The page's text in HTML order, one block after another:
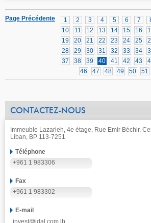
1 2 3 4 5 6 7
10
11 12 13 14 15 16
19
20 21 22 23 24 25
28
29 30 31 32 33 34
37
38 39 40 41 42 43
46
47 48 49 50 51
Page Précédente
CONTACTEZ-NOUS
Immeuble Lazarieh, 4e étage, Rue Emir Béchir,
Liban, BP 113-7251
Téléphone
+961 1 983306
Fax
+961 1 983302
E-mail
invest@idal.com.lb